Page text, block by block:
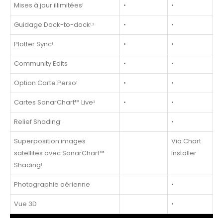
Mises à jour illimitées1 • •
Guidage Dock-to-dock1,2 • •
Plotter Sync1 • •
Community Edits • •
Option Carte Perso1 • •
Cartes SonarChart™ Live3 • •
Relief Shading1 •
Superposition images
satellites avec SonarChart™
Shading1
Via Chart
Installer
Photographie aérienne •
Vue 3D •